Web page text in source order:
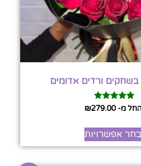
ורדים אדומים
דורגמ- ₪279.00
בחר אפשרויות